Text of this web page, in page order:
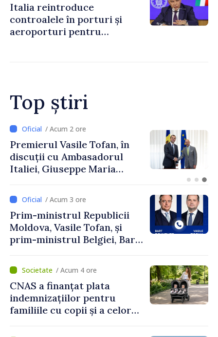
Italia reintroduce
controalele în porturi și
aeroporturi pentru
Top știri
/ Acum 5 minute
Zelenski a ajuns în Serbia, în
prima sa vizită în acest stat
aliat tradițional al Rusiei
/ Acum 3 ore
Prim-ministrul Republicii
Moldova, Vasile Tofan, și
prim-ministrul Belgiei, Bart
despre parcursul european
al Republicii Moldova.
/ Acum 4 ore
CNAS a finanțat plata
indemnizațiilor pentru
familiile cu copii și a celor
temporară de muncă